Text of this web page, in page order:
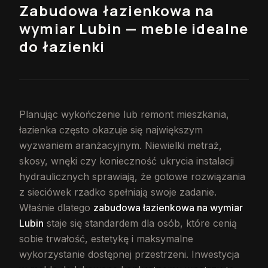
Zabudowa łazienkowa na
wymiar Lubin — meble idealne
do łazienki
Planując wykończenie lub remont mieszkania,
łazienka często okazuje się największym
wyzwaniem aranżacyjnym. Niewielki metraż,
skosy, wnęki czy konieczność ukrycia instalacji
hydraulicznych sprawiają, że gotowe rozwiązania
z sieciówek rzadko spełniają swoje zadanie.
Właśnie dlatego zabudowa łazienkowa na wymiar
Lubin staje się standardem dla osób, które cenią
sobie trwałość, estetykę i maksymalne
wykorzystanie dostępnej przestrzeni. Inwestycja